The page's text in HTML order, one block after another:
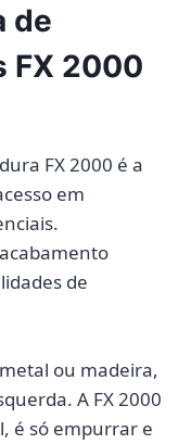
de
FX 2000
FX 2000 é a
em
de
ou madeira,
A FX 2000
é só empurrar e